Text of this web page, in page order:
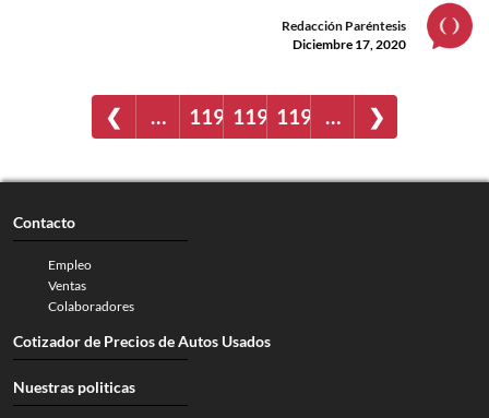
Redacción Paréntesis
Diciembre 17, 2020
❮ … 119211931194 … ❯
Contacto
Empleo
Ventas
Colaboradores
Cotizador de Precios de Autos Usados
Nuestras politicas